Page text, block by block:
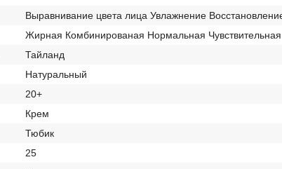
Выравнивание цвета лица Увлажнение
Жирная Комбинированая Нормальная Чувствительная
Тайланд
Натуральный
20+
Крем
Тюбик
25